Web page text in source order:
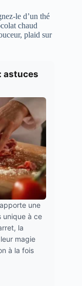
le d’un thé
chaud
plaid sur
astuces
une
unique à ce
la
magie
à la fois